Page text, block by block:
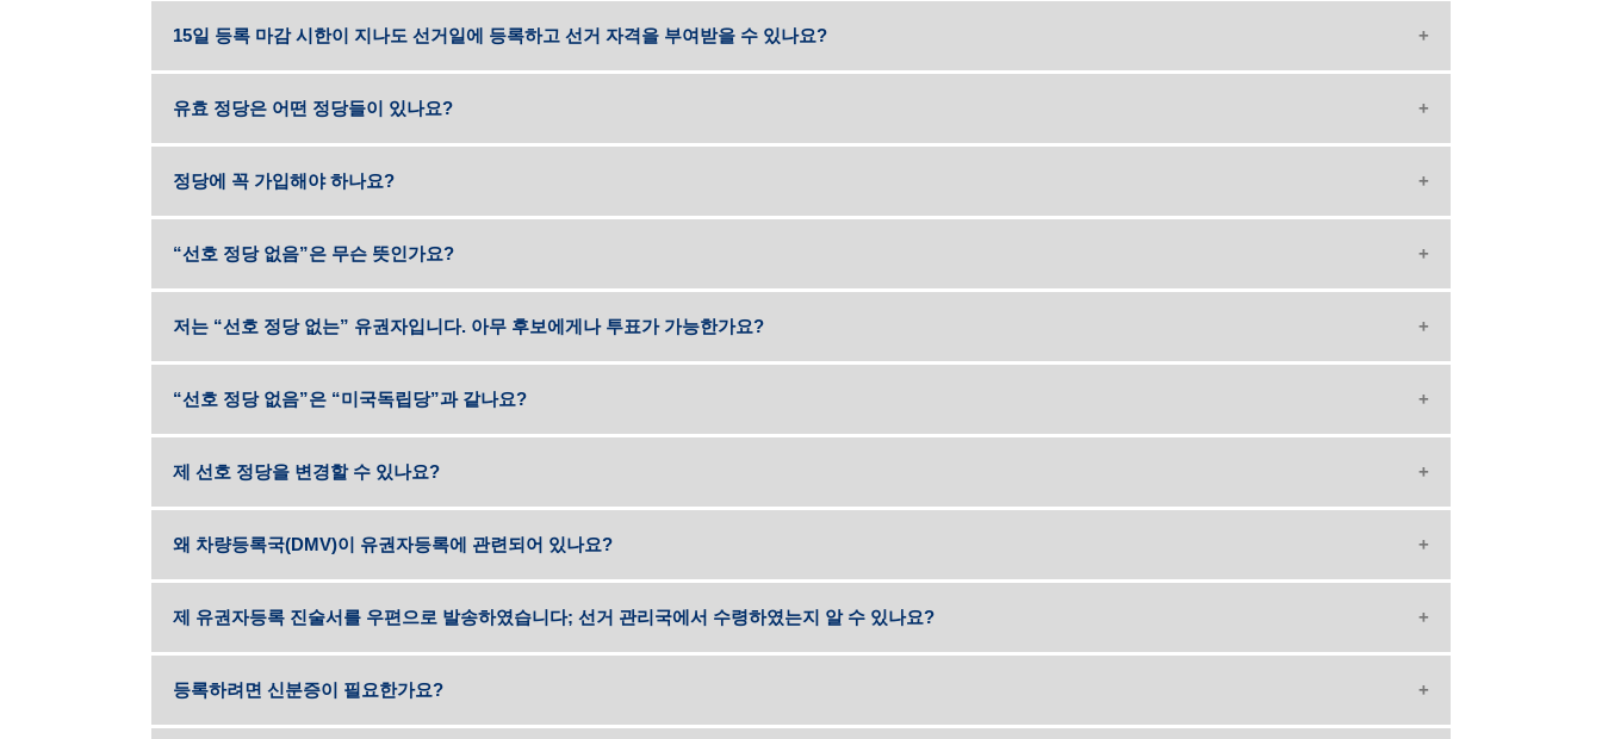
15일 등록 마감 시한이 지나도 선거일에 등록하고 선거 자격을 부여받을 수 있나요?
유효 정당은 어떤 정당들이 있나요?
정당에 꼭 가입해야 하나요?
“선호 정당 없음”은 무슨 뜻인가요?
저는 “선호 정당 없는” 유권자입니다. 아무 후보에게나 투표가 가능한가요?
“선호 정당 없음”은 “미국독립당”과 같나요?
제 선호 정당을 변경할 수 있나요?
왜 차량등록국(DMV)이 유권자등록에 관련되어 있나요?
제 유권자등록 진술서를 우편으로 발송하였습니다; 선거 관리국에서 수령하였는지 알 수 있나요?
등록하려면 신분증이 필요한가요?